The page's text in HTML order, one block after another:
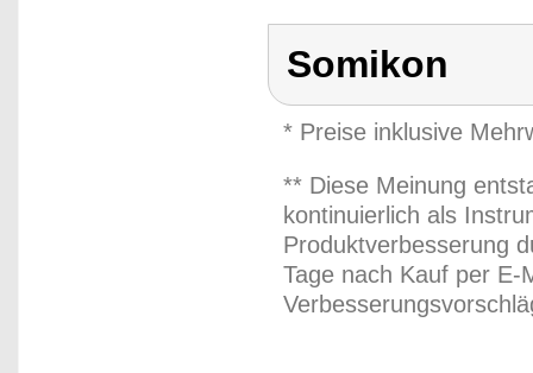
Somikon
* Preise inklusive
** Diese Meinung
kontinuierlich als
Produktverbesserung
Tage nach Kauf per E-